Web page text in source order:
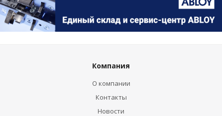
Компания
О компании
Контакты
Новости